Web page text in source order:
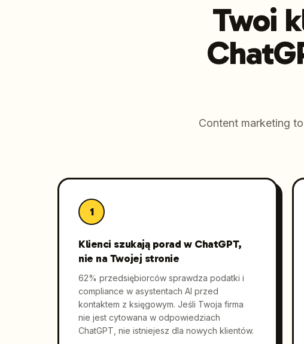
Twoi
Content marketing
1
Klienci szukają porad w ChatGPT,
nie na Twojej stronie
62% przedsiębiorców sprawdza podatki i
compliance w asystentach AI przed
kontaktem z księgowym. Jeśli Twoja firma
nie jest cytowana w odpowiedziach
ChatGPT, nie istniejesz dla nowych klientów.